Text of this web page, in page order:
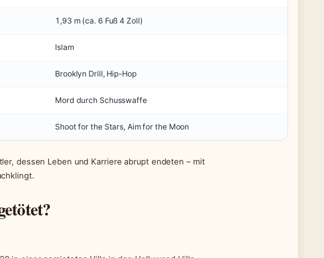
1,93 m (ca. 6 Fuß 4 Zoll)
Islam
Brooklyn Drill, Hip-Hop
Mord durch Schusswaffe
Shoot for the Stars, Aim for the Moon
dessen Leben und Karriere abrupt endeten – mit